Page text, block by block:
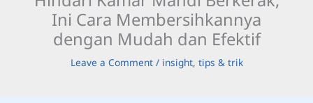
Ini Cara Membersihkannya
dengan Mudah dan Efektif
Leave a Comment / insight, tips & trik